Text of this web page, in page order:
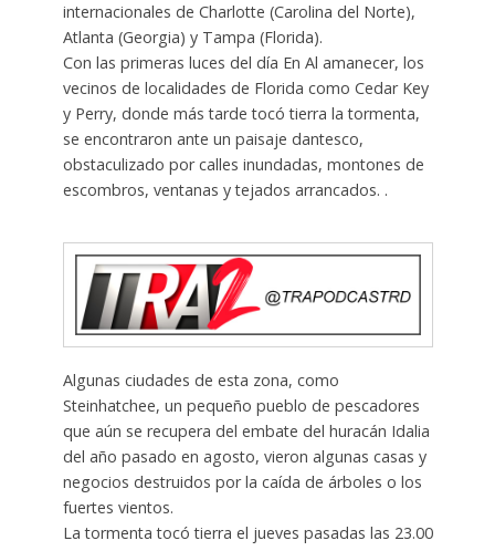
internacionales de Charlotte (Carolina del Norte),
Atlanta (Georgia) y Tampa (Florida).
Con las primeras luces del día En Al amanecer, los
vecinos de localidades de Florida como Cedar Key
y Perry, donde más tarde tocó tierra la tormenta,
se encontraron ante un paisaje dantesco,
obstaculizado por calles inundadas, montones de
escombros, ventanas y tejados arrancados. .
Algunas ciudades de esta zona, como
Steinhatchee, un pequeño pueblo de pescadores
que aún se recupera del embate del huracán Idalia
del año pasado en agosto, vieron algunas casas y
negocios destruidos por la caída de árboles o los
fuertes vientos.
La tormenta tocó tierra el jueves pasadas las 23.00